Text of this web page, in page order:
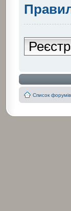
Список форумів